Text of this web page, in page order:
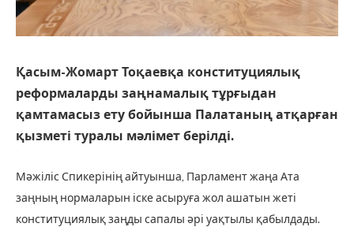
Қасым-Жомарт Тоқаевқа конституциялық
реформаларды заңнамалық тұрғыдан
қамтамасыз ету бойынша Палатаның атқарған
қызметі туралы мәлімет берілді.
Мәжіліс Спикерінің айтуынша, Парламент жаңа Ата
заңның нормаларын іске асыруға жол ашатын жеті
конституциялық заңды сапалы әрі уақтылы қабылдады.